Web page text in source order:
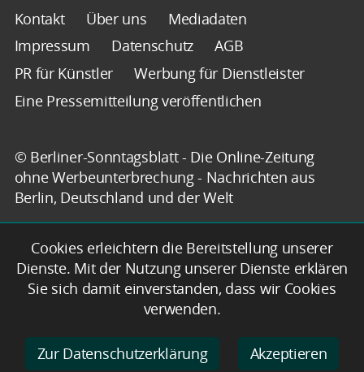
Kontakt Über uns
Mediadaten
Impressum
Datenschutz
AGB
PR für Künstler
Werbung für Dienstleister
Eine Pressemitteilung veröffentlichen
© Berliner-Sonntagsblatt - Die Online-Zeitung
ohne Werbeunterbrechung - Nachrichten aus
Berlin, Deutschland und der Welt
Cookies erleichtern die Bereitstellung unserer
Dienste. Mit der Nutzung unserer Dienste erklären
Sie sich damit einverstanden, dass wir Cookies
verwenden.
Zur Datenschutzerklärung Akzeptieren